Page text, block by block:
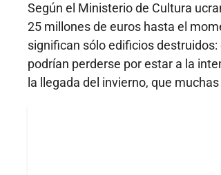
Según el Ministerio de Cultura
25 millones de euros hasta el
significan sólo edificios
podrían perderse por estar a la
la llegada del invierno, que